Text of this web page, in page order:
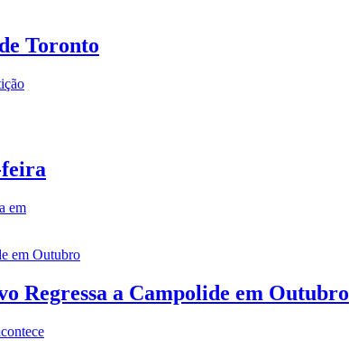
Toronto
feira
em
Regressa a Campolide em Outubro